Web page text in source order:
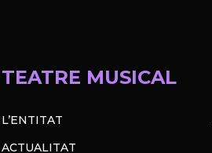
TEATRE MUSICAL
L’ENTITAT
ACTUALITAT